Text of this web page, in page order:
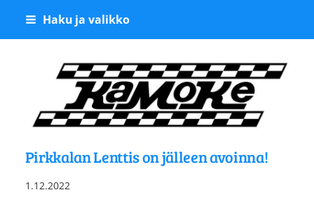
Siirry
Haku ja valikko
Kangasalan
Pirkkalan Lenttis on jälleen avoinna!
1.12.2022